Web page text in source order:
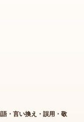
・言い換え・誤用・敬